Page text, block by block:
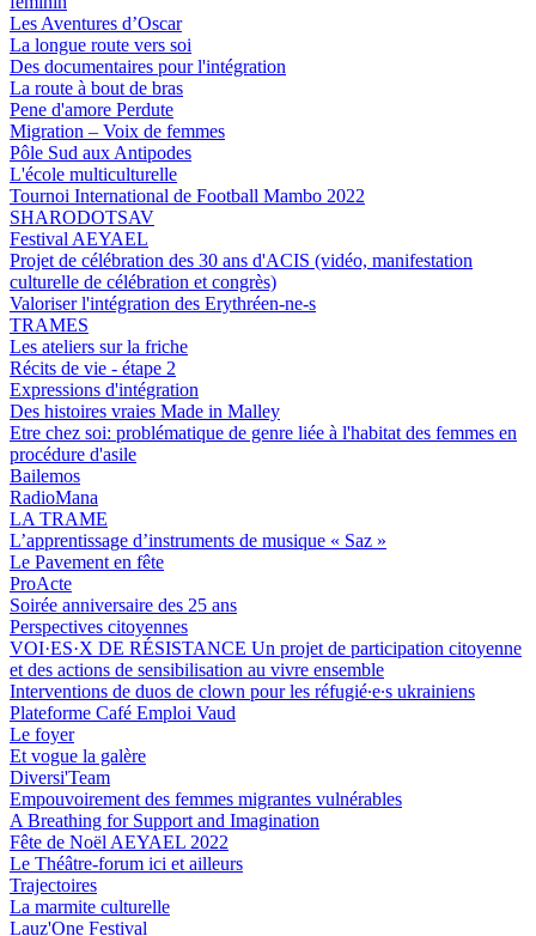
Les Aventures d’Oscar
La longue route vers soi
Des documentaires pour l'intégration
La route à bout de bras
Pene d'amore Perdute
Migration – Voix de femmes
Pôle Sud aux Antipodes
L'école multiculturelle
Tournoi International de Football Mambo 2022
SHARODOTSAV
Festival AEYAEL
Projet de célébration des 30 ans d'ACIS (vidéo, manifestation
culturelle de célébration et congrès)
Valoriser l'intégration des Erythréen-ne-s
TRAMES
Les ateliers sur la friche
Récits de vie - étape 2
Expressions d'intégration
Des histoires vraies Made in Malley
Etre chez soi: problématique de genre liée à l'habitat des femmes en
procédure d'asile
Bailemos
RadioMana
LA TRAME
L’apprentissage d’instruments de musique « Saz »
Le Pavement en fête
ProActe
Soirée anniversaire des 25 ans
Perspectives citoyennes
VOI·ES·X DE RÉSISTANCE Un projet de participation citoyenne
et des actions de sensibilisation au vivre ensemble
Interventions de duos de clown pour les réfugié∙e∙s ukrainiens
Plateforme Café Emploi Vaud
Le foyer
Et vogue la galère
Diversi'Team
Empouvoirement des femmes migrantes vulnérables
A Breathing for Support and Imagination
Fête de Noël AEYAEL 2022
Le Théâtre-forum ici et ailleurs
Trajectoires
La marmite culturelle
Lauz'One Festival